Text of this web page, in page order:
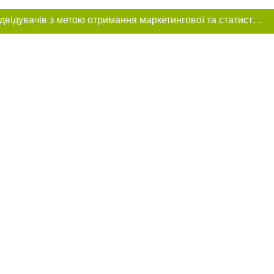
Цей сайт використовує «cookies». Також веб-сайт використовує інтернет-сервіс для збору технічних даних стосовно відвідувачів з метою отримання маркетингової та статистичної інформації. Умови обробки даних відвідувачів сайту див.